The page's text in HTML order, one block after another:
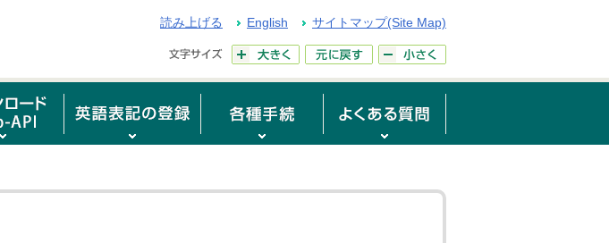
読み上げる English サイトマップ(Site Map)